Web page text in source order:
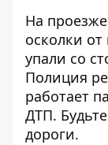
На
осколки
упали со
Полиция
работает
ДТП.
дороги.